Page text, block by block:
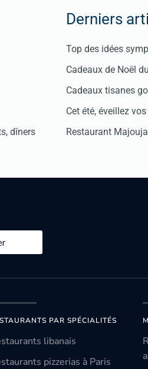
dîners
Derniers
Top des idées
Cadeaux de Noël
Cadeaux tisanes
Cet été, éveillez
Restaurant Majouja
PAR SPÉCIALITÉS
libanais
pizzerias à Paris